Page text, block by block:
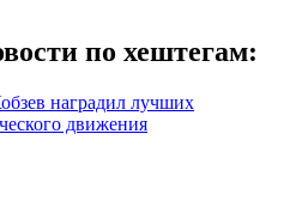
по хештегам: